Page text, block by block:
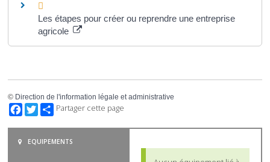
Les étapes pour créer ou reprendre une entreprise
agricole
© Direction de l'information légale et administrative
Facebook
TwitterPartager cette page
EQUIPEMENTS